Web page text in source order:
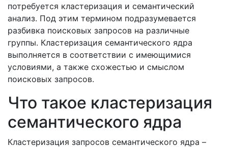
потребуется кластеризация и семантический
анализ. Под этим термином подразумевается
разбивка поисковых запросов на различные
группы. Кластеризация семантического ядра
выполняется в соответствии с имеющимися
условиями, а также схожестью и смыслом
поисковых запросов.
Что такое кластеризация
семантического ядра
Кластеризация запросов семантического ядра –